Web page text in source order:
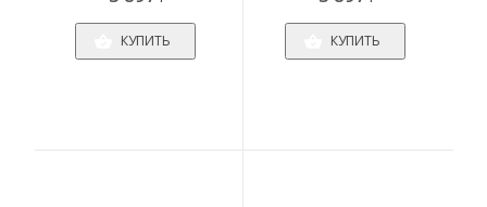
КУПИТЬ КУПИТЬ